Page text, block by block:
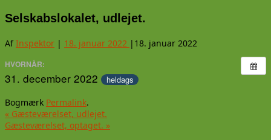
Selskabslokalet, udlejet.
AfInspektor | 18. januar 2022 | 18. januar 2022
HVORNÅR:
31. december 2022 heldags
Bogmærk Permalink.
« Gæsteværelset, udlejet.
Gæsteværelset, optaget. »